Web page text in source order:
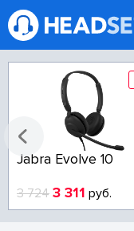
Jabra Evolve 10
3 724 3 311 руб.